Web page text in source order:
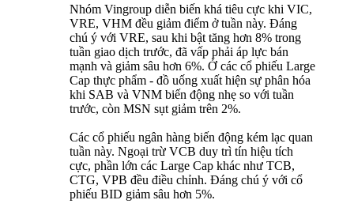
Nhóm Vingroup diễn biến khá tiêu cực khi VIC,
VRE, VHM đều giảm điểm ở tuần này. Đáng
chú ý với VRE, sau khi bật tăng hơn 8% trong
tuần giao dịch trước, đã vấp phải áp lực bán
mạnh và giảm sâu hơn 6%. Ở các cổ phiếu Large
Cap thực phẩm - đồ uống xuất hiện sự phân hóa
khi SAB và VNM biến động nhẹ so với tuần
trước, còn MSN sụt giảm trên 2%.
Các cổ phiếu ngân hàng biến động kém lạc quan
tuần này. Ngoại trừ VCB duy trì tín hiệu tích
cực, phần lớn các Large Cap khác như TCB,
CTG, VPB đều điều chỉnh. Đáng chú ý với cổ
phiếu BID giảm sâu hơn 5%.